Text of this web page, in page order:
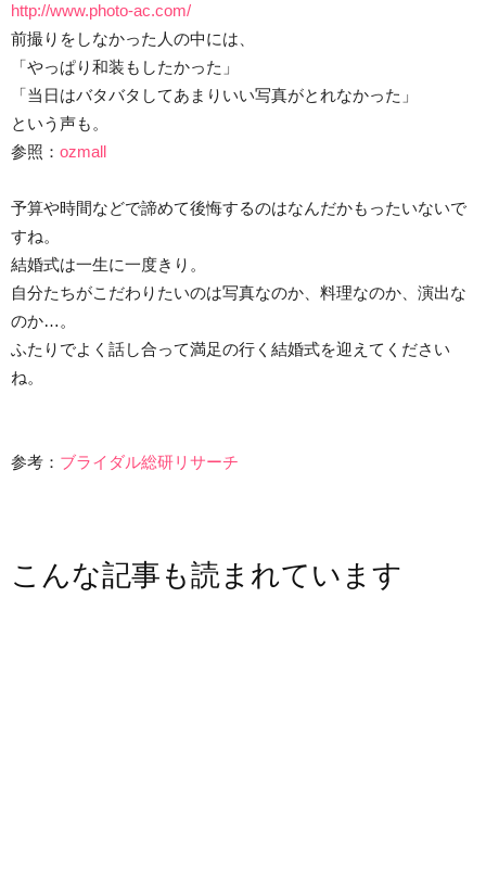
http://www.photo-ac.com/
前撮りをしなかった人の中には、
「やっぱり和装もしたかった」
「当日はバタバタしてあまりいい写真がとれなかった」
という声も。
参照： ozmall
予算や時間などで諦めて後悔するのはなんだかもったいないで
すね。
結婚式は一生に一度きり。
自分たちがこだわりたいのは写真なのか、料理なのか、演出な
のか…。
ふたりでよく話し合って満足の行く結婚式を迎えてください
ね。
参考： ブライダル総研リサーチ
こんな記事も読まれています